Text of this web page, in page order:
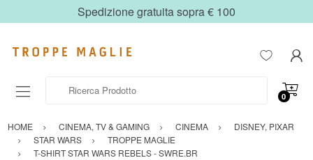
Spedizione gratuita sopra € 100
0
HOME CINEMA, TV & GAMING CINEMA
DISNEY, PIXAR
STAR WARS
TROPPE MAGLIE
T-SHIRT STAR WARS REBELS - SWRE.BR